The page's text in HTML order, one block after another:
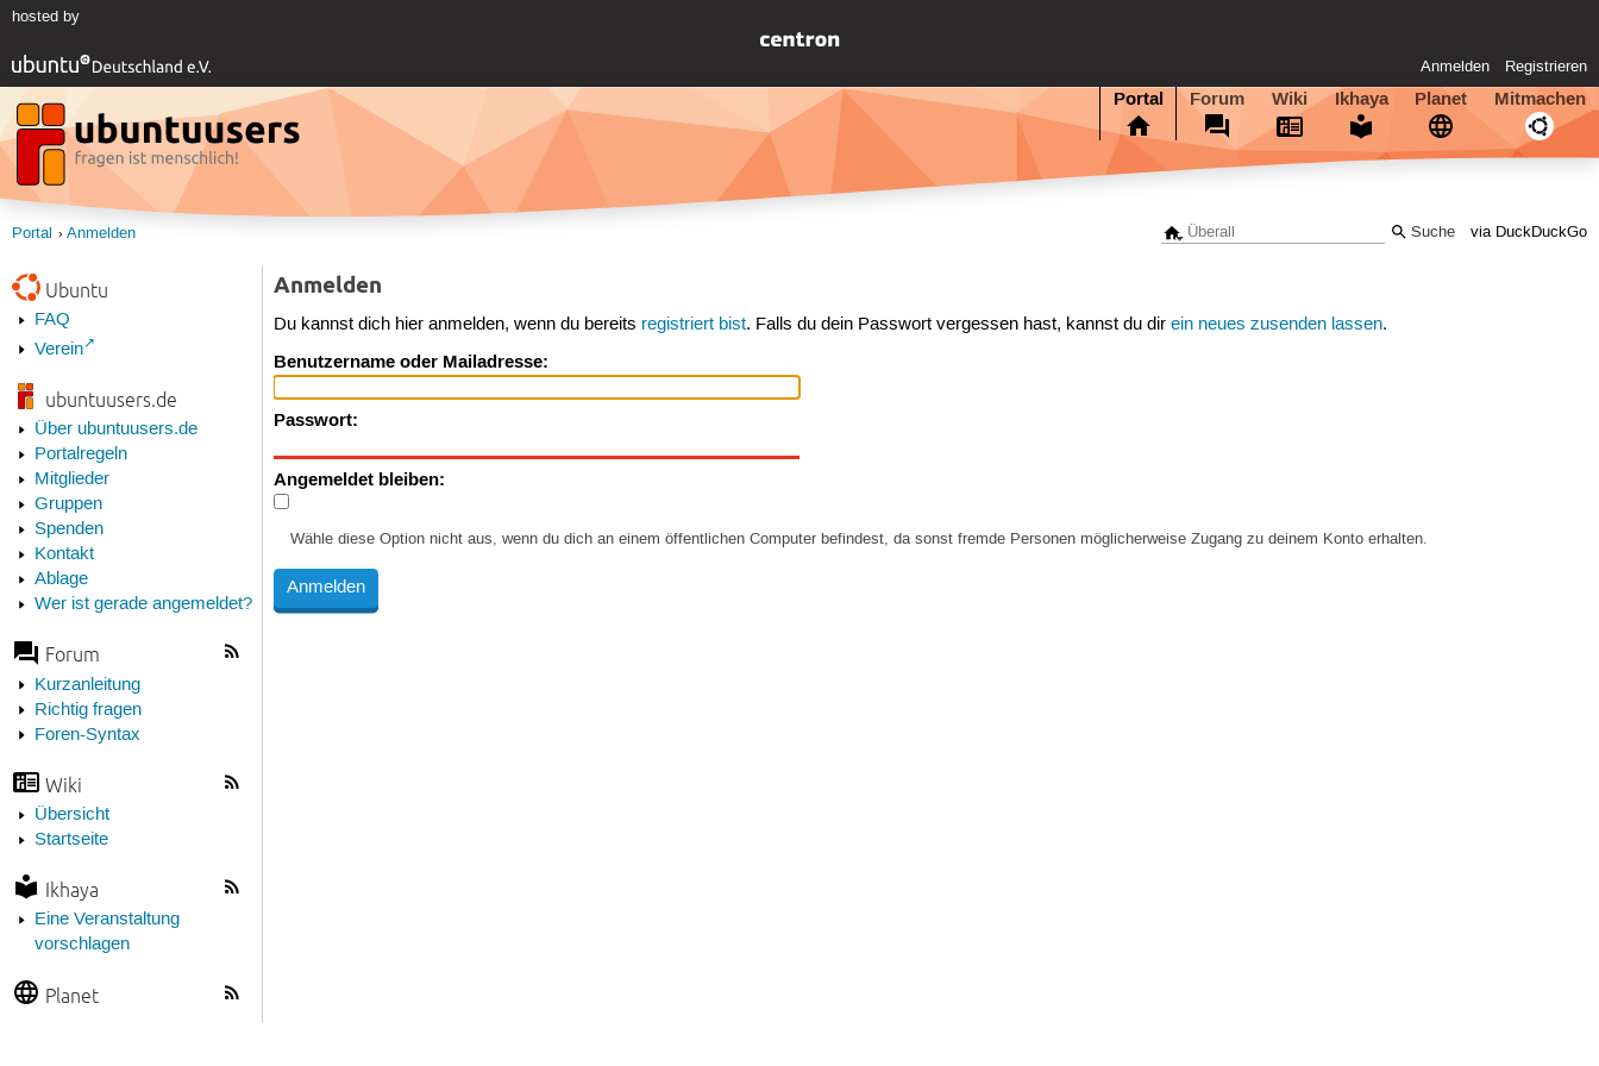
hosted by
Anmelden Registrieren
Portal Forum Wiki Ikhaya Planet Mitmachen
via DuckDuckGo
Portal Anmelden
Ubuntu
FAQ
Verein
ubuntuusers.de
Über ubuntuusers.de
Portalregeln
Mitglieder
Gruppen
Spenden
Kontakt
Ablage
Wer ist gerade angemeldet?
Forum
Kurzanleitung
Richtig fragen
Foren-Syntax
Wiki
Übersicht
Startseite
Ikhaya
Eine Veranstaltung
vorschlagen
Planet
Anmelden
Du kannst dich hier anmelden, wenn du bereits registriert bist. Falls du dein Passwort vergessen hast, kannst du direin neues zusenden lassen.
Benutzername oder Mailadresse:
Passwort:
Angemeldet bleiben:
Wähle diese Option nicht aus, wenn du dich an einem öffentlichen Computer befindest, da sonst fremde Personen möglicherweise Zugang zu deinem Konto erhalten.